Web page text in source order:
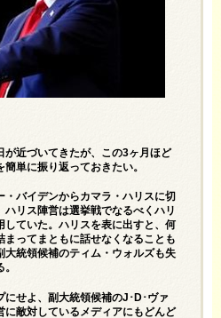
が近づいてきたが、この3ヶ月ほど
単に振り返っておきたい。
・バイデンからカマラ・ハリスに切
ハリス陣営は選挙戦でなるべくハリ
していた。ハリスを表に出すと、何
まってまともに話せなくなることも
大統領候補のティム・ウォルズも失
にせよ、副大統領候補のJ･D･ヴァ
に敵対しているメディアにもどんど